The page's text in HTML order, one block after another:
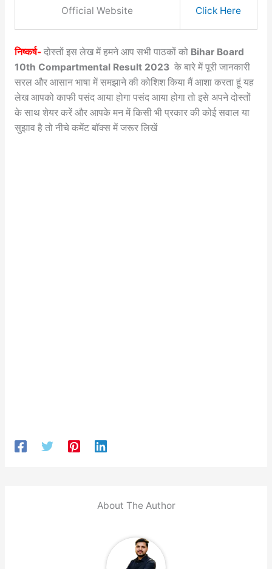
Official Website Click Here
निष्कर्ष-दोस्तों इस लेख में हमने आप सभी पाठकों को Bihar Board
10th Compartmental Result 2023 के बारे में पूरी जानकारी
सरल और आसान भाषा में समझाने की कोशिश किया मैं आशा करता हूं यह
लेख आपको काफी पसंद आया होगा पसंद आया होगा तो इसे अपने दोस्तों
के साथ शेयर करें और आपके मन में किसी भी प्रकार की कोई सवाल या
सुझाव है तो नीचे कमेंट बॉक्स में जरूर लिखें
About The Author